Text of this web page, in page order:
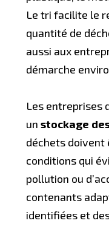
Le tri facilite le
quantité de
aussi aux
démarche
Les entreprises
un stockage
déchets doivent
conditions qui
pollution ou
contenants
identifiées et